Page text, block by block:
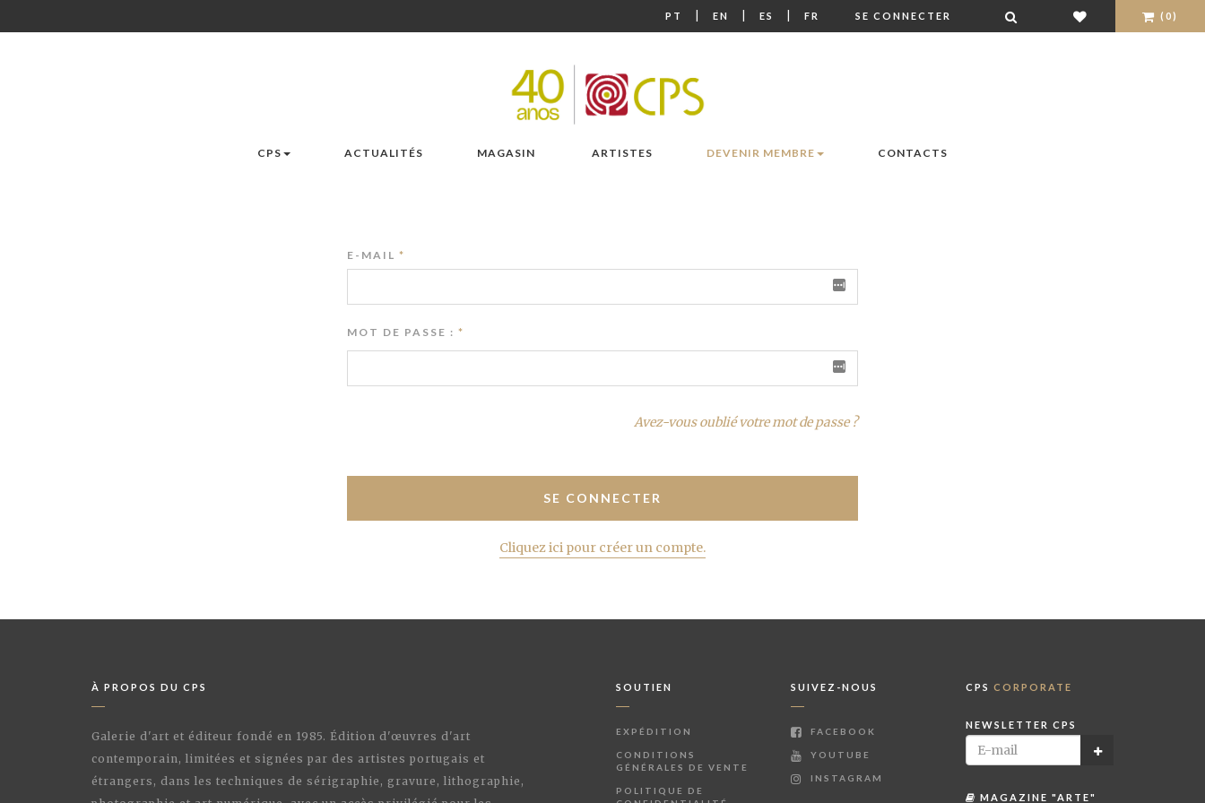
PT | EN | ES | FR SE CONNECTER (0)
CPS ACTUALITÉS MAGASIN ARTISTES DEVENIR MEMBRE CONTACTS
E-MAIL *
MOT DE PASSE : *
Avez-vous oublié votre mot de passe ?
Cliquez ici pour créer un compte.
À PROPOS DU CPS
Galerie d'art et éditeur fondé en 1985. Édition d'œuvres d'art
contemporain, limitées et signées par des artistes portugais et
étrangers, dans les techniques de sérigraphie, gravure, lithographie,
SOUTIEN
EXPÉDITION
CONDITIONS
GÉNÉRALES DE VENTE
POLITIQUE DE
SUIVEZ-NOUS
FACEBOOK
YOUTUBE
INSTAGRAM
CPS CORPORATE
NEWSLETTER CPS
MAGAZINE "ARTE"